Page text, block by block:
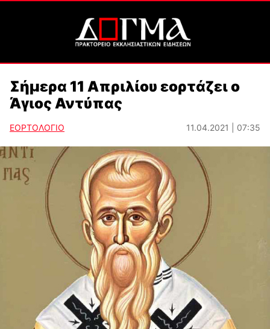
Σήμερα 11 Απριλίου εορτάζει ο
Άγιος Αντύπας
ΕΟΡΤΟΛΟΓΙΟ 11.04.2021 | 07:35